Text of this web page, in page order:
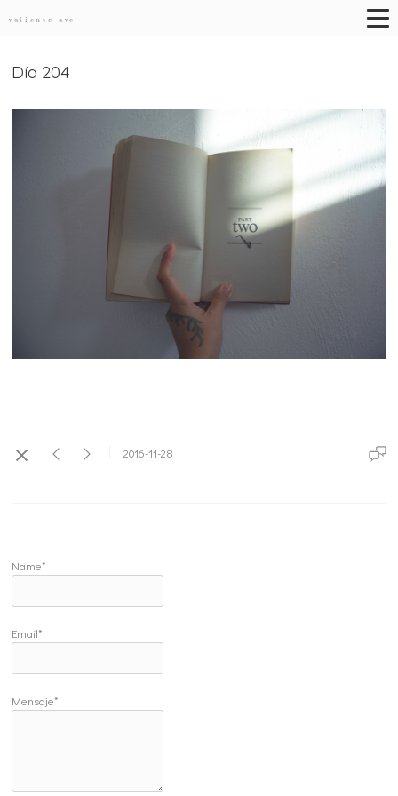
valiente ave
Día 204
2016-11-28
Name*
Email*
Mensaje*